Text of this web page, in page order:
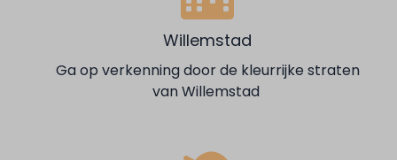
Willemstad
Ga op verkenning door de kleurrijke straten
van Willemstad